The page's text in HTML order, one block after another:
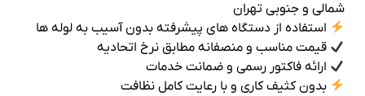
شمالی و جنوبی تهران
استفاده از دستگاه‌ های پیشرفته بدون آسیب به لوله‌ ها
قیمت مناسب و منصفانه مطابق نرخ اتحادیه
ارائه فاکتور رسمی و ضمانت خدمات
بدون کثیف‌ کاری و با رعایت کامل نظافت